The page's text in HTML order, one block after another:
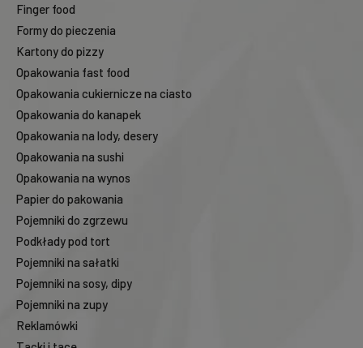
Finger food
Formy do pieczenia
Kartony do pizzy
Opakowania fast food
Opakowania cukiernicze na ciasto
Opakowania do kanapek
Opakowania na lody, desery
Opakowania na sushi
Opakowania na wynos
Papier do pakowania
Pojemniki do zgrzewu
Podkłady pod tort
Pojemniki na sałatki
Pojemniki na sosy, dipy
Pojemniki na zupy
Reklamówki